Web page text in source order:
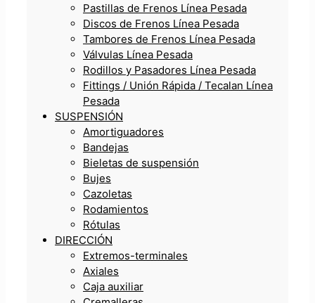
Pastillas de Frenos Línea Pesada
Discos de Frenos Línea Pesada
Tambores de Frenos Línea Pesada
Válvulas Línea Pesada
Rodillos y Pasadores Línea Pesada
Fittings / Unión Rápida / Tecalan Línea
Pesada
SUSPENSIÓN
Amortiguadores
Bandejas
Bieletas de suspensión
Bujes
Cazoletas
Rodamientos
Rótulas
DIRECCIÓN
Extremos-terminales
Axiales
Caja auxiliar